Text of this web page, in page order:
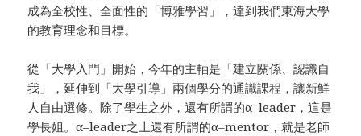
成為全校性、全面性的「博雅學習」，達到我們東海大學
的教育理念和目標。
從「大學入門」開始，今年的主軸是「建立關係、認識自
我」，延伸到「大學引導」兩個學分的通識課程，讓新鮮
人自由選修。除了學生之外，還有所謂的α–leader，這是
學長姐。α–leader之上還有所謂的α–mentor，就是老師